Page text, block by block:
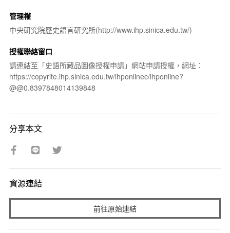
管理權
中央研究院歷史語言研究所(http://www.ihp.sinica.edu.tw/)
授權聯絡窗口
請連結至「史語所藏品圖像授權申請」網站申請授權，網址：
https://copyrite.ihp.sinica.edu.tw/ihponlinec/ihponline?
@@0.8397848014139848
分享本文
資源連結
前往原始連結